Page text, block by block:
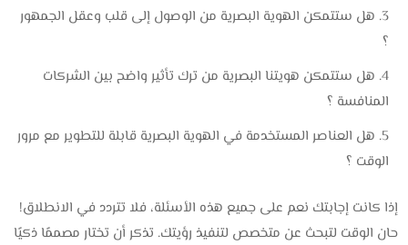
هل ستتمكن الهوية البصرية من الوصول إلى قلب وعقل الجمهور
؟
هل ستتمكن هويتنا البصرية من ترك تأثير واضح بين الشركات
المنافسة ؟
هل العناصر المستخدمة في الهوية البصرية قابلة للتطوير مع مرور
الوقت ؟
إذا كانت إجابتك نعم على جميع هذه الأسئلة، فلا تتردد في الانطلاق!
حان الوقت لتبحث عن متخصص لتنفيذ رؤيتك. تذكر أن تختار مصممًا ذكيًا